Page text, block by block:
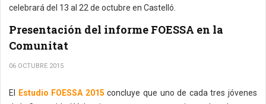
celebrará del 13 al 22 de octubre en Castelló.
Presentación del informe FOESSA en la
Comunitat
06 OCTUBRE 2015
El Estudio FOESSA 2015 concluye que uno de cada tres jóvenes